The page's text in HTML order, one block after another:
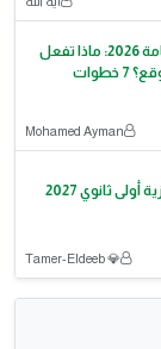
🔥 بعد ظهور نتيجة الثانوية العامة 2026: ماذا تفعل
إذا كان مجموعك أقل من المتوقع؟ 7 خطوات
Mohamed Ayman
تحميل كتاب المعاصر لغة إنجليزية أولى ثانوي 2027
💎 Tamer-Eldeeb